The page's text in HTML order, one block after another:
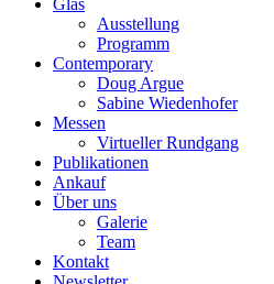
Glas
Ausstellung
Programm
Contemporary
Doug Argue
Sabine Wiedenhofer
Messen
Virtueller Rundgang
Publikationen
Ankauf
Über uns
Galerie
Team
Kontakt